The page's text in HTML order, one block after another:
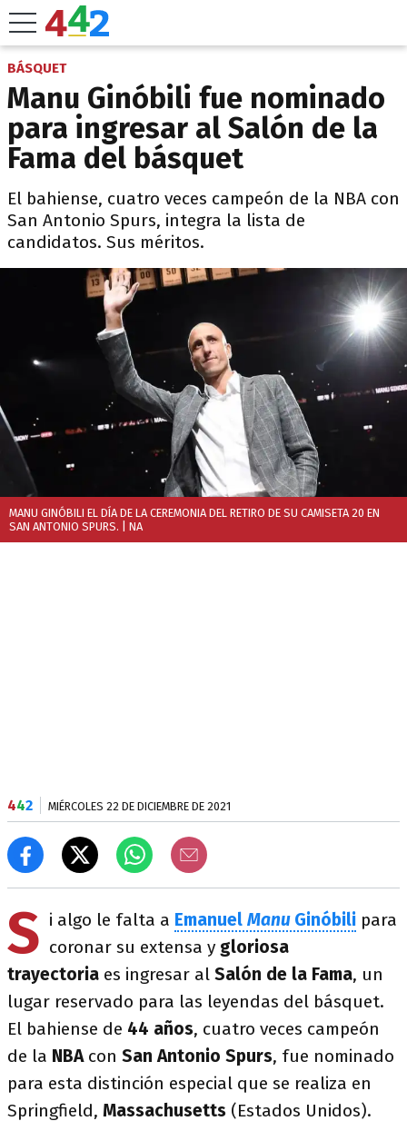
BÁSQUET
Manu Ginóbili fue nominado
para ingresar al Salón de la
Fama del básquet
El bahiense, cuatro veces campeón de la NBA con
San Antonio Spurs, integra la lista de
candidatos. Sus méritos.
MANU GINÓBILI EL DÍA DE LA CEREMONIA DEL RETIRO DE SU CAMISETA 20 EN
SAN ANTONIO SPURS.
| NA
442 MIÉRCOLES 22 DE DICIEMBRE DE 2021
S i algo le falta a Emanuel Manu Ginóbili para
coronar su extensa y gloriosa
trayectoria es ingresar al Salón de la Fama, un
lugar reservado para las leyendas del básquet.
El bahiense de 44 años, cuatro veces campeón
de la NBA con San Antonio Spurs, fue nominado
para esta distinción especial que se realiza en
Springfield, Massachusetts (Estados Unidos).